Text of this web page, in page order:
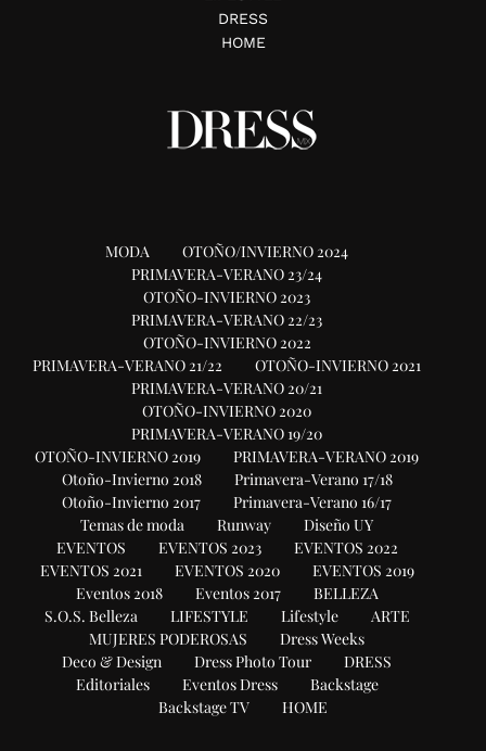
DRESS
HOME
MODA
OTOÑO/INVIERNO 2024
PRIMAVERA-VERANO 23/24
OTOÑO-INVIERNO 2023
PRIMAVERA-VERANO 22/23
OTOÑO-INVIERNO 2022
PRIMAVERA-VERANO 21/22
OTOÑO-INVIERNO 2021
PRIMAVERA-VERANO 20/21
OTOÑO-INVIERNO 2020
PRIMAVERA-VERANO 19/20
OTOÑO-INVIERNO 2019
PRIMAVERA-VERANO 2019
Otoño-Invierno 2018
Primavera-Verano 17/18
Otoño-Invierno 2017
Primavera-Verano 16/17
Temas de moda
Runway
Diseño UY
EVENTOS
EVENTOS 2023
EVENTOS 2022
EVENTOS 2021
EVENTOS 2020
EVENTOS 2019
Eventos 2018
Eventos 2017
BELLEZA
S.O.S. Belleza
LIFESTYLE Lifestyle
ARTE
MUJERES PODEROSAS
Dress Weeks
Deco & Design
Dress Photo Tour
DRESS
Editoriales
Eventos Dress
Backstage
Backstage TV
HOME